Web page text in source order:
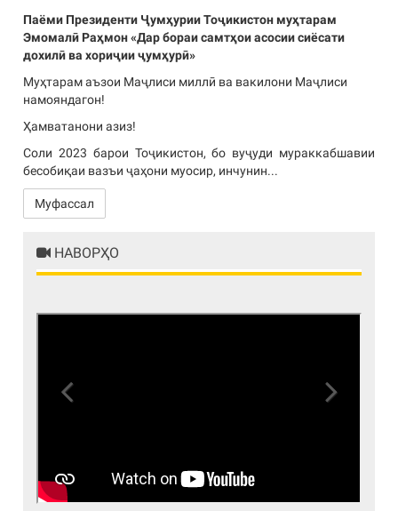
Паёми Президенти Ҷумҳурии Тоҷикистон муҳтарам
Эмомалӣ Раҳмон «Дар бораи самтҳои асосии сиёсати
дохилӣ ва хориҷии ҷумҳурӣ»
Муҳтарам аъзои Маҷлиси миллӣ ва вакилони Маҷлиси
намояндагон!
Ҳамватанони азиз!
Соли 2023 барои Тоҷикистон, бо вуҷуди мураккабшавии
бесобиқаи вазъи ҷаҳони муосир, инчунин...
Муфассал
НАВОРҲО